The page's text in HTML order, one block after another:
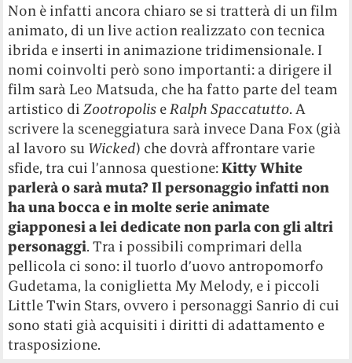
Non è infatti ancora chiaro se si tratterà di un film
animato, di un live action realizzato con tecnica
ibrida e inserti in animazione tridimensionale. I
nomi coinvolti però sono importanti: a dirigere il
film sarà Leo Matsuda, che ha fatto parte del team
artistico diZootropolis eRalph Spaccatutto. A
scrivere la sceneggiatura sarà invece Dana Fox (già
al lavoro su Wicked) che dovrà affrontare varie
sfide, tra cui l’annosa questione:Kitty White
parlerà o sarà muta? Il personaggio infatti non
ha una bocca e in molte serie animate
giapponesi a lei dedicate non parla con gli altri
personaggi. Tra i possibili comprimari della
pellicola ci sono: il tuorlo d’uovo antropomorfo
Gudetama, la coniglietta My Melody, e i piccoli
Little Twin Stars, ovvero i personaggi Sanrio di cui
sono stati già acquisiti i diritti di adattamento e
trasposizione.